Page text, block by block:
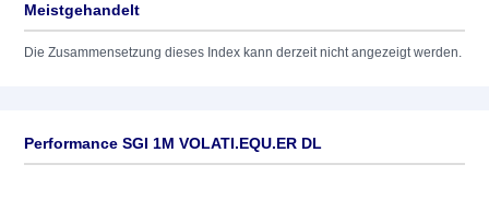
Meistgehandelt
Die Zusammensetzung dieses Index kann derzeit nicht angezeigt werden.
Performance SGI 1M VOLATI.EQU.ER DL